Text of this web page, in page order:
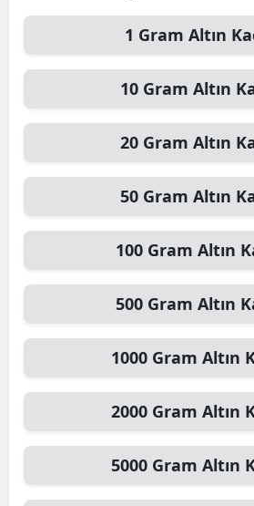
1 Gram Altın
10 Gram Altın
20 Gram Altın
50 Gram Altın
100 Gram Altın
500 Gram Altın
1000 Gram Altın
2000 Gram Altın
5000 Gram Altın